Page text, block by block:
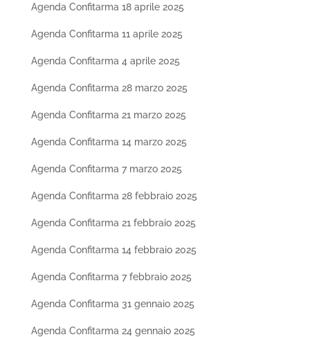
Agenda Confitarma 18 aprile 2025
Agenda Confitarma 11 aprile 2025
Agenda Confitarma 4 aprile 2025
Agenda Confitarma 28 marzo 2025
Agenda Confitarma 21 marzo 2025
Agenda Confitarma 14 marzo 2025
Agenda Confitarma 7 marzo 2025
Agenda Confitarma 28 febbraio 2025
Agenda Confitarma 21 febbraio 2025
Agenda Confitarma 14 febbraio 2025
Agenda Confitarma 7 febbraio 2025
Agenda Confitarma 31 gennaio 2025
Agenda Confitarma 24 gennaio 2025